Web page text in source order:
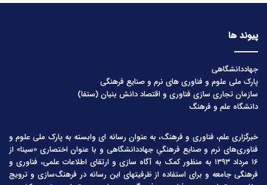
پیوند ها
جهاددانشگاهی
پارک ملی علوم و فناوری های نرم و صنایع فرهنگی
سازمان تجاری سازی فناوری و اقتصاد دانش بنیان (ستفا)
دانشگاه علم و فرهنگ
خبرگزاری علم، فناوری و فرهنگ، به عنوان رسانه ای وابسته به پارک ملی علوم و
فناوری‌های نرم و صنایع فرهنگیِ جهاددانشگاهی و با عنوان اختصاری «سینا» از
۱۶ مرداد ۱۳۹۳ به منظور کمک به آگاه سازی و ارتقای اطلاعات علمی، فناوری و
فرهنگی جامعه و برای استفاده از ظرفیتهای این رسانه در فرهنگ‌سازی و ترویج